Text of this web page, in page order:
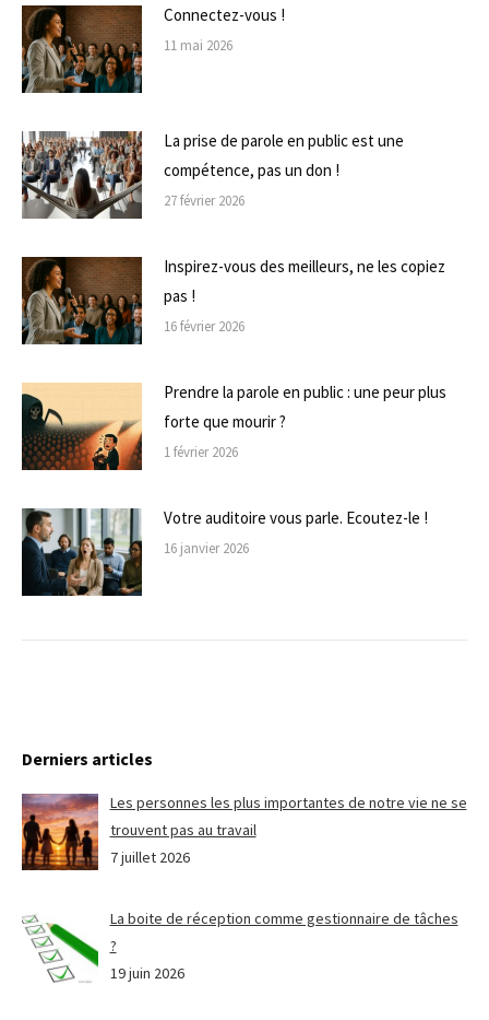
Connectez-vous !
11 mai 2026
La prise de parole en public est une
compétence, pas un don !
27 février 2026
Inspirez-vous des meilleurs, ne les copiez
pas !
16 février 2026
Prendre la parole en public : une peur plus
forte que mourir ?
1 février 2026
Votre auditoire vous parle. Ecoutez-le !
16 janvier 2026
Derniers articles
Les personnes les plus importantes de notre vie ne se
trouvent pas au travail
7 juillet 2026
La boite de réception comme gestionnaire de tâches
?
19 juin 2026